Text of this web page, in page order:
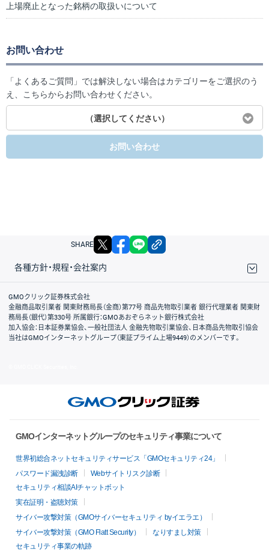
上場廃止となった銘柄の取扱いについて
お問い合わせ
「よくあるご質問」では解決しない場合はカテゴリーをご選択のう
え、こちらからお問い合わせください。
（選択してください）
お問い合わせ
SHARE X facebook
各種方針・規程・会社案内
取引規程・約款
サイトマップ
その他のご案内
個人情報保護方針
最良執行方針
サイトのご利用について
ディスクレイマー
信託保全
リスク説明
会社案内
GMOクリック証券株式会社
金融商品取引業者 関東財務局長（金商）第77号 商品先物取引業者 銀行代理業者 関東財
務局長（銀代）第330号 所属銀行：GMOあおぞらネット銀行株式会社
加入協会：日本証券業協会、一般社団法人 金融先物取引業協会、日本商品先物取引協会
当社はGMOインターネットグループ（東証プライム上場9449）のメンバーです。
GMOインターネットグループのセキュリティ事業について
世界初総合ネットセキュリティサービス「GMOセキュリティ24」
パスワード漏洩診断
Webサイトリスク診断
セキュリティ相談AIチャットボット
実在証明・盗聴対策
サイバー攻撃対策（GMOサイバーセキュリティ byイエラエ）
サイバー攻撃対策（GMO Flatt Security）
なりすまし対策
セキュリティ事業の軌跡